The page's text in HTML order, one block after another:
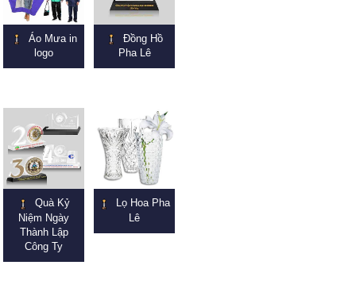
Áo Mưa in
logo
Đồng Hồ
Pha Lê
Quà Kỷ
Niệm Ngày
Thành Lập
Công Ty
Lọ Hoa Pha
Lê